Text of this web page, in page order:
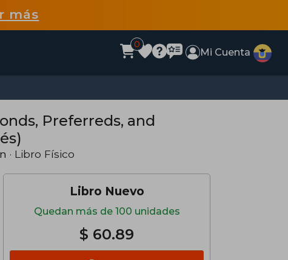
más
0
Mi Cuenta
Preferreds, and
· Libro Físico
Libro Nuevo
Quedan más de 100 unidades
$ 60.89